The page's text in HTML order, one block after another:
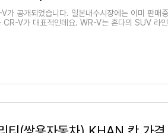
가 공개되었습니다. 일본내수시장에는 이미 판매
V가 대표적인데요. WR-V는 혼다의 SUV 라
WR-V중에 크로스오버형태와 가까운 형태는